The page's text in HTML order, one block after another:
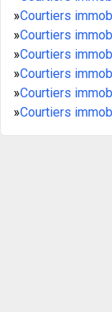
»Courtiers
»Courtiers
»Courtiers
»Courtiers
»Courtiers
»Courtiers